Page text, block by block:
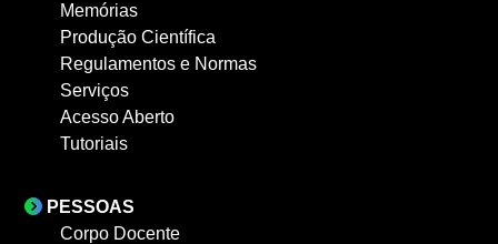
Memórias
Produção Científica
Regulamentos e Normas
Serviços
Acesso Aberto
Tutoriais
PESSOAS
Corpo Docente